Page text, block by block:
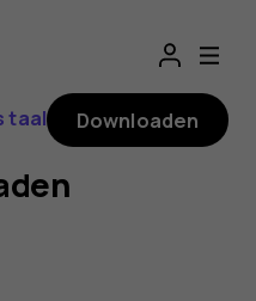
taal Downloaden